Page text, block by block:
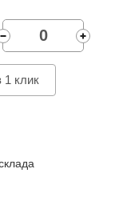
1 клик